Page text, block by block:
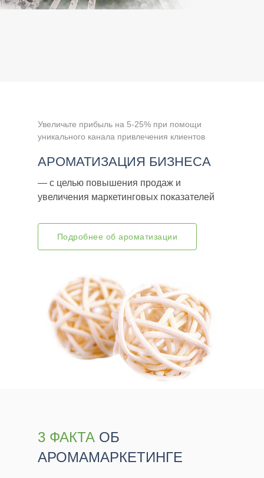
АРОМАТИЗАЦИЯ БИЗНЕСА
3 ФАКТА ОБ
АРОМАМАРКЕТИНГЕ
— c целью повышения продаж и
увеличения маркетинговых показателей
Увеличьте прибыль на 5-25% при помощи
уникального канала привлечения клиентов
Подробнее об ароматизации